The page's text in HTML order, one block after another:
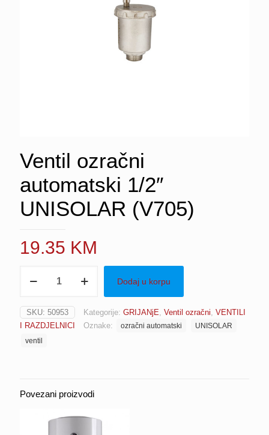
Ventil ozračni
automatski 1/2″
UNISOLAR (V705)
19.35 KM
ozračni
1/2″
UNISOLAR
(V705)
količina
Dodaj u korpu
SKU: 50953 Kategorije: GRIJANjE, Ventil ozračni, VENTILI
I RAZDJELNICI
Oznake: ozračni automatski
UNISOLAR
ventil
Povezani proizvodi